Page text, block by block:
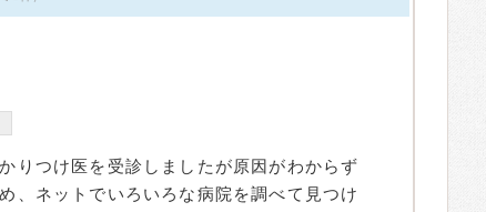
りつけ医を受診しましたが原因がわからず
、ネットでいろいろな病院を調べて見つけ